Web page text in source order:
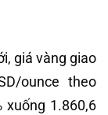
giá vàng giao
ounce theo
xuống 1.860,6